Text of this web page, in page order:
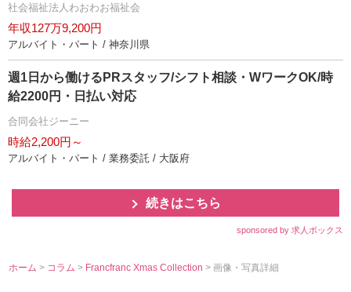
社会福祉法人わおわお福祉会
年収127万9,200円
アルバイト・パート / 神奈川県
週1日から働けるPRスタッフ/シフト相談・WワークOK/時
給2200円・日払い対応
合同会社ジーニー
時給2,200円～
アルバイト・パート / 業務委託 / 大阪府
続きはこちら
sponsored by 求人ボックス
ホーム > コラム> Francfranc Xmas Collection> 画像・写真詳細